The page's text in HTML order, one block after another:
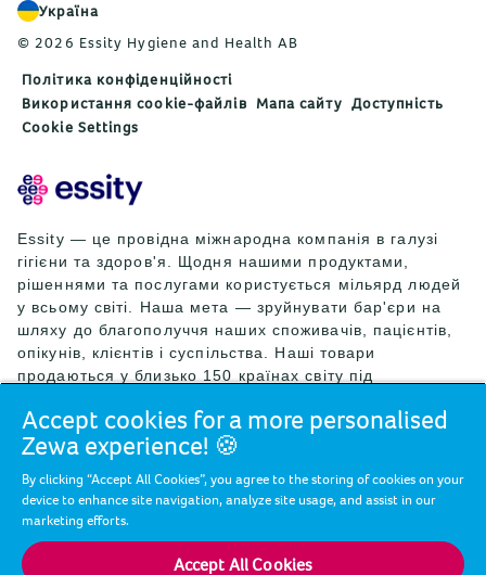
Україна
© 2026 Essity Hygiene and Health AB
Політика конфіденційності
Використання cookie-файлів Мапа сайту Доступність
Cookie Settings
Essity — це провідна міжнародна компанія в галузі
гігієни та здоров'я. Щодня нашими продуктами,
рішеннями та послугами користується мільярд людей
у всьому світі. Наша мета — зруйнувати бар'єри на
шляху до благополуччя наших споживачів, пацієнтів,
опікунів, клієнтів і суспільства. Наші товари
продаються у близько 150 країнах світу під
також під іншими відомими брендами, як-от Actimove,
Cutimed, JOBST, Knix, Leukoplast, Libero, Libresse,
і Zewa. У 2024 році чистий обсяг продажів Essity
склав близько 146 млрд шведських крон (13 млрд
Штаб-квартира компанії розташована у Стокгольмі,
Accept cookies for a more personalised
Zewa experience! 🍪
By clicking “Accept All Cookies”, you agree to the storing of cookies on your
device to enhance site navigation, analyze site usage, and assist in our
marketing efforts.
Accept All Cookies